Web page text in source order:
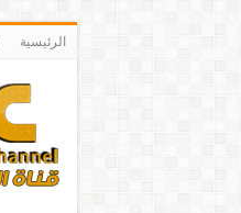
الرئيسية